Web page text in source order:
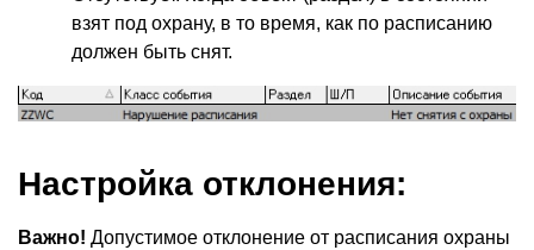
взят под охрану, в то время, как по расписанию
должен быть снят.
Настройка отклонения:
Важно! Допустимое отклонение от расписания охраны